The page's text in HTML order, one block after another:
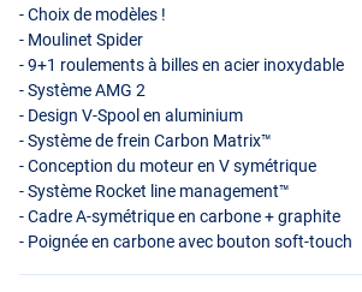
- Choix de modèles !
- Moulinet Spider
- 9+1 roulements à billes en acier inoxydable
- SystèmeAMG 2
- Design V-Spool en aluminium
- Système de frein Carbon Matrix™
- Conception du moteur en V symétrique
- Système Rocket line management™
- Cadre A-symétrique en carbone + graphite
- Poignée en carbone avec bouton soft-touch